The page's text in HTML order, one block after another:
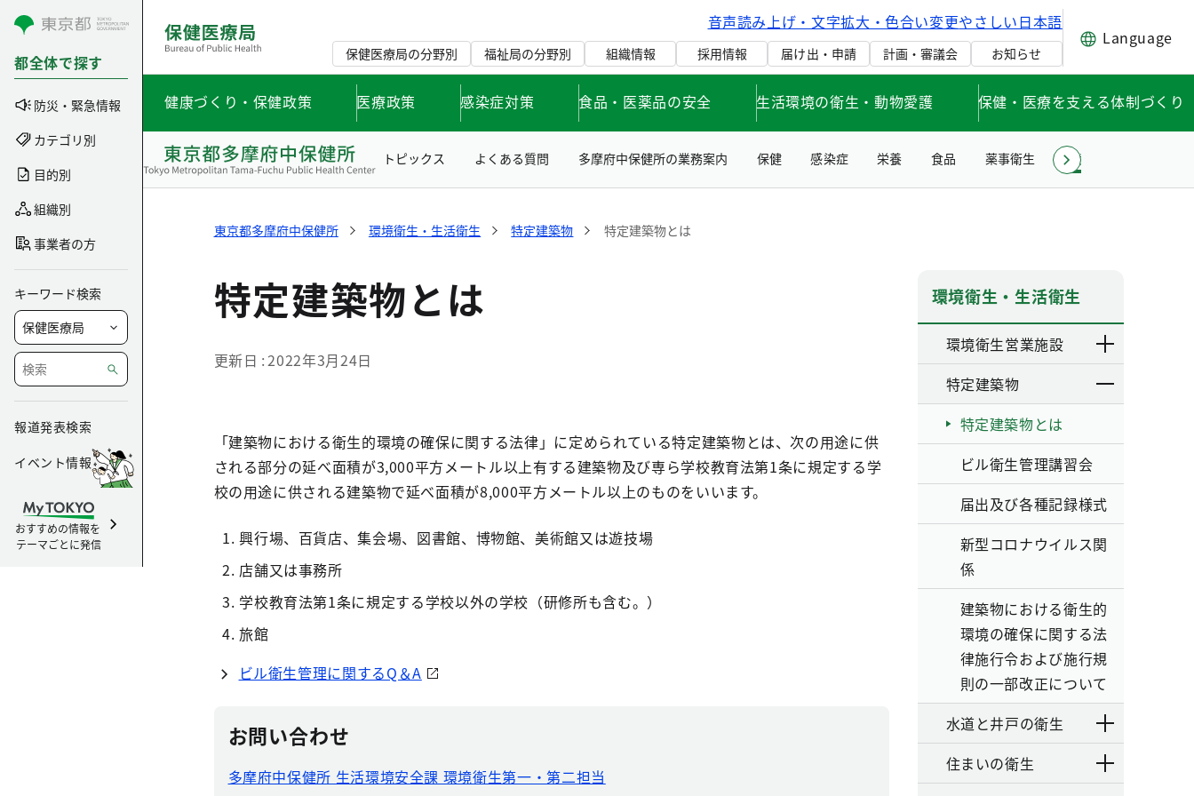
コンテンツにスキップ
都全体で探す
防災・緊急情報
カテゴリ別
目的別
組織別
事業者の方
キーワード検索
報道発表検索
イベント情報
おすすめの情報を
テーマごとに発信
音声読み上げ・文字拡大・色合い変更やさしい日本語
保健医療局の分野別 福祉局の分野別 組織情報 採用情報 届け出・申請 計画・審議会 お知らせ
Language
健康づくり・保健政策 医療政策 感染症対策 食品・医薬品の安全 生活環境の衛生・動物愛護 保健・医療を支える体制づくり
トピックス よくある質問 多摩府中保健所の業務案内 保健 感染症 栄養 食品 薬事衛生 環境衛生・生活衛生
東京都多摩府中保健所 環境衛生・生活衛生 特定建築物 特定建築物とは
特定建築物とは
更新日 2022年3月24日
「建築物における衛生的環境の確保に関する法律」に定められている特定建築物とは、次の用途に供
される部分の延べ面積が3,000平方メートル以上有する建築物及び専ら学校教育法第1条に規定する学
校の用途に供される建築物で延べ面積が8,000平方メートル以上のものをいいます。
興行場、百貨店、集会場、図書館、博物館、美術館又は遊技場
店舗又は事務所
学校教育法第1条に規定する学校以外の学校（研修所も含む。）
旅館
ビル衛生管理に関するQ＆A
お問い合わせ
多摩府中保健所 生活環境安全課 環境衛生第一・第二担当
環境衛生・生活衛生
環境衛生営業施設
特定建築物
特定建築物とは
ビル衛生管理講習会
届出及び各種記録様式
新型コロナウイルス関
係
建築物における衛生的
環境の確保に関する法
律施行令および施行規
則の一部改正について
水道と井戸の衛生
住まいの衛生